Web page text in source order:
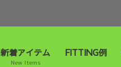
新着アイテム
New Items
FITTING例